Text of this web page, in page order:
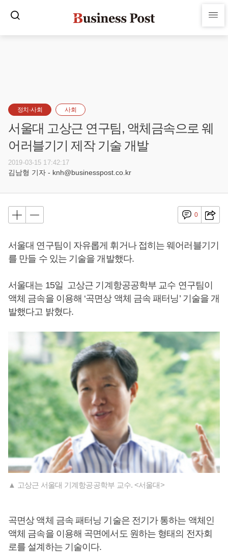
정치·사회 사회
서울대 고상근 연구팀, 액체금속으로 웨
어러블기기 제작 기술 개발
2019-03-15 17:42:17
김남형 기자 - knh@businesspost.co.kr
0
서울대 연구팀이 자유롭게 휘거나 접히는 웨어러블기기
를 만들 수 있는 기술을 개발했다.
서울대는 15일 고상근 기계항공공학부 교수 연구팀이
액체 금속을 이용해 ‘곡면상 액체 금속 패터닝’ 기술을 개
발했다고 밝혔다.
▲ 고상근 서울대 기계항공공학부 교수. <서울대>
곡면상 액체 금속 패터닝 기술은 전기가 통하는 액체인
액체 금속을 이용해 곡면에서도 원하는 형태의 전자회
로를 설계하는 기술이다.